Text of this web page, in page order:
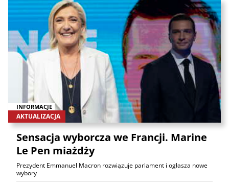
INFORMACJE
AKTUALIZACJA
Sensacja wyborcza we Francji. Marine
Le Pen miażdży
Prezydent Emmanuel Macron rozwiązuje parlament i ogłasza nowe
wybory